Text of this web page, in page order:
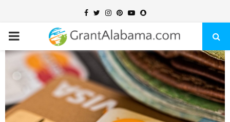
Facebook
TwitterInstagram
PinterestYoutubeSnapchat
PRIMARY
MENU